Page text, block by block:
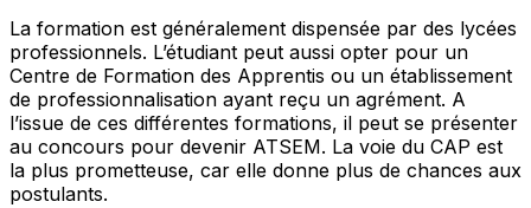
La formation est généralement dispensée par des lycées
professionnels. L’étudiant peut aussi opter pour un
Centre de Formation des Apprentis ou un établissement
de professionnalisation ayant reçu un agrément. A
l’issue de ces différentes formations, il peut se présenter
au concours pour devenir ATSEM. La voie du CAP est
la plus prometteuse, car elle donne plus de chances aux
postulants.